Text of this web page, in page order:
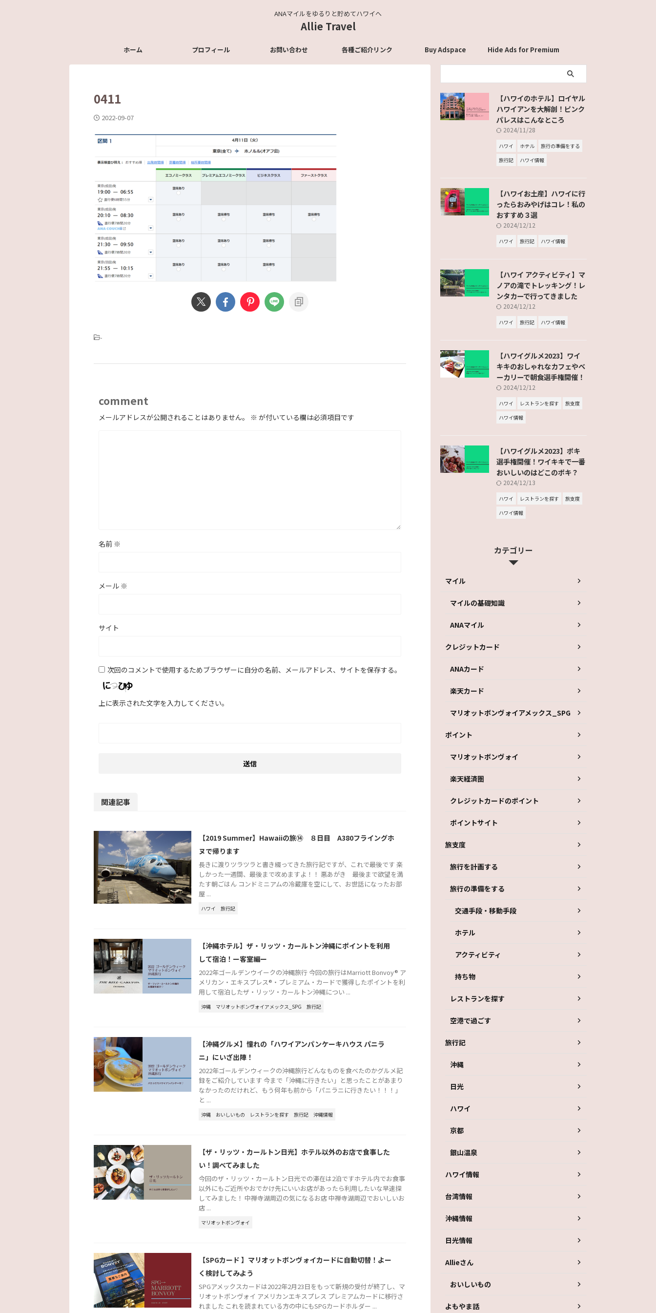
ANAマイルをゆるりと貯めてハワイへ
Allie Travel
ホーム プロフィール お問い合わせ 各種ご紹介リンク Buy Adspace Hide Ads for Premium
0411
2022-09-07
-
comment
メールアドレスが公開されることはありません。 ※ が付いている欄は必須項目です
名前 ※
メール ※
サイト
次回のコメントで使用するためブラウザーに自分の名前、メールアドレス、サイトを保存する。
上に表示された文字を入力してください。
関連記事
【2019 Summer】Hawaiiの旅⑭ ８日目 A380フライングホ
ヌで帰ります
長きに渡りツラツラと書き綴ってきた旅行記ですが、これで最後です 楽
しかった一週間、最後まで攻めますよ！！ 悪あがき 最後まで欲望を満
たす朝ごはん コンドミニアムの冷蔵庫を空にして、お世話になったお部
屋 ...
ハワイ 旅行記
【沖縄ホテル】ザ・リッツ・カールトン沖縄にポイントを利用
して宿泊！ー客室編ー
2022年ゴールデンウイークの沖縄旅行 今回の旅行はMarriott Bonvoy® ア
メリカン・エキスプレス®・プレミアム・カードで獲得したポイントを利
用して宿泊したザ・リッツ・カールトン沖縄につい ...
沖縄 マリオットボンヴォイアメックス_SPG 旅行記
【沖縄グルメ】憧れの「ハワイアンパンケーキハウス パニラ
ニ」にいざ出陣！
2022年ゴールデンウィークの沖縄旅行どんなものを食べたのかグルメ記
録をご紹介しています 今まで「沖縄に行きたい」と思ったことがあまり
なかったのだけれど、もう何年も前から「パニラニに行きたい！！！」
と ...
沖縄 おいしいもの レストランを探す 旅行記 沖縄情報
【ザ・リッツ・カールトン日光】ホテル以外のお店で食事した
い！調べてみました
今回のザ・リッツ・カールトン日光での滞在は2泊ですホテル内でお食事
以外にもご近所やおでかけ先にいいお店があったら利用したいな早速探
してみました！ 中禅寺湖周辺の気になるお店 中禅寺湖周辺でおいしいお
店 ...
マリオットボンヴォイ
【SPGカード 】マリオットボンヴォイカードに自動切替！よー
く検討してみよう
SPGアメックスカードは2022年2月23日をもって新規の受付が終了し、マ
リオットボンヴォイ アメリカンエキスプレス プレミアムカードに移行さ
れました これを読まれている方の中にもSPGカードホルダー ...
【ハワイのホテル】ロイヤル
ハワイアンを大解剖！ピンク
パレスはこんなところ
2024/11/28
ハワイ ホテル
旅行の準備をする
旅行記
ハワイ情報
【ハワイお土産】ハワイに行
ったらおみやげはコレ！私の
おすすめ３選
2024/12/12
ハワイ 旅行記 ハワイ情報
【ハワイ アクティビティ】マ
ノアの滝でトレッキング！レ
ンタカーで行ってきました
2024/12/12
ハワイ 旅行記 ハワイ情報
【ハワイグルメ2023】ワイ
キキのおしゃれなカフェやベ
ーカリーで朝食選手権開催！
2024/12/12
ハワイ レストランを探す
旅支度
ハワイ情報
【ハワイグルメ2023】ポキ
選手権開催！ワイキキで一番
おいしいのはどこのポキ？
2024/12/13
ハワイ レストランを探す
旅支度
ハワイ情報
カテゴリー
マイル
マイルの基礎知識
ANAマイル
クレジットカード
ANAカード
楽天カード
マリオットボンヴォイアメックス_SPG
ポイント
マリオットボンヴォイ
楽天経済圏
クレジットカードのポイント
ポイントサイト
旅支度
旅行を計画する
旅行の準備をする
交通手段・移動手段
ホテル
アクティビティ
持ち物
レストランを探す
空港で過ごす
旅行記
沖縄
日光
ハワイ
京都
銀山温泉
ハワイ情報
台湾情報
沖縄情報
日光情報
Allieさん
おいしいもの
よもやま話